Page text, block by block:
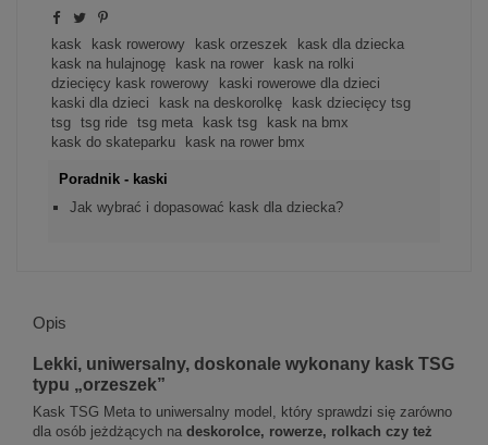
kask kask rowerowy kask orzeszek
kask dla dziecka
kask na hulajnogę
kask na rower
kask na rolki
dziecięcy kask rowerowy
kaski rowerowe dla dzieci
kaski dla dzieci
kask na deskorolkę
kask dziecięcy tsg
tsg
tsg ride tsg meta kask tsg
kask na bmx
kask do skateparku
kask na rower bmx
Poradnik - kaski
Jak wybrać i dopasować kask dla dziecka?
Opis
Lekki, uniwersalny, doskonale wykonany kask TSG
typu „orzeszek”
Kask TSG Meta to uniwersalny model, który sprawdzi się zarówno
dla osób jeżdżących na deskorolce, rowerze, rolkach czy też